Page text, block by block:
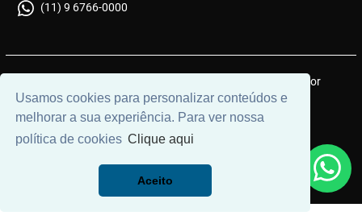
Usamos cookies para personalizar conteúdos e
melhorar a sua experiência. Para ver nossa
política de cookies Clique aqui
Aceito
(11) 9 6766-0000
© 2026 | Gonçalves Imóveis | CRECI: J6051 | Desenvolvido por
Universal Software.